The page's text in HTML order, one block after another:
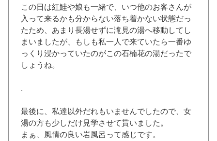
雪
見
湯
この日は紅鮭や娘も一緒で、いつ他のお客さんが
入って来るかも分からない落ち着かない状態だっ
たため、あまり長湯せずに滝見の湯へ移動してし
まいましたが、もしも私一人で来ていたら一番ゆ
っくり浸かっていたのがこの石楠花の湯だったで
しょうね。
.
最後に、私達以外だれもいませんでしたので、女
湯の方も少しだけ見学させて貰いました。
まぁ、風情の良い岩風呂って感じです。